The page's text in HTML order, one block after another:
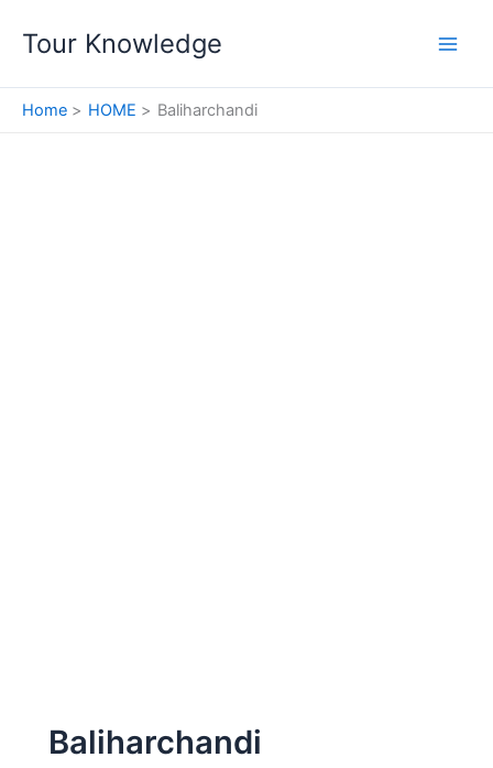
Tour Knowledge
Home HOME Baliharchandi
Baliharchandi